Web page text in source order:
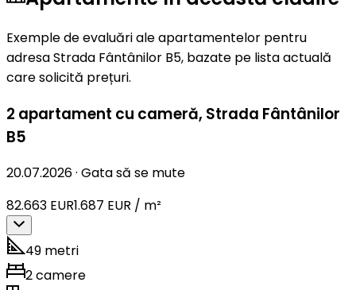
Exemple de evaluări ale apartamentelor pentru
adresa Strada Fântânilor B5, bazate pe lista actuală
care solicită prețuri.
2 apartament cu cameră, Strada Fântânilor
B5
20.07.2026· Gata să se mute
82.663 EUR1.687 EUR / m²
49 metri
2 camere